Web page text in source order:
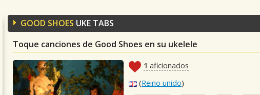
GOOD SHOES UKE TABS
Toque canciones de Good Shoes en su ukelele
1 aficionados
(Reino unido)